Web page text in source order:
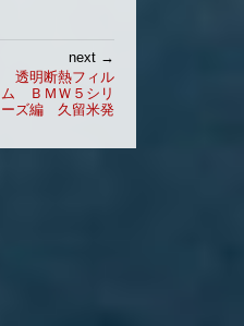
next →
透明断熱フィル
ム ＢＭＷ５シリ
ーズ編 久留米発